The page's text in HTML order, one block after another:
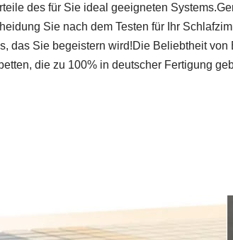
des für Sie ideal geeigneten
Sie nach dem Testen für Ihr
das Sie begeistern wird!Die Beliebtheit
die zu 100% in deutscher Fertigung